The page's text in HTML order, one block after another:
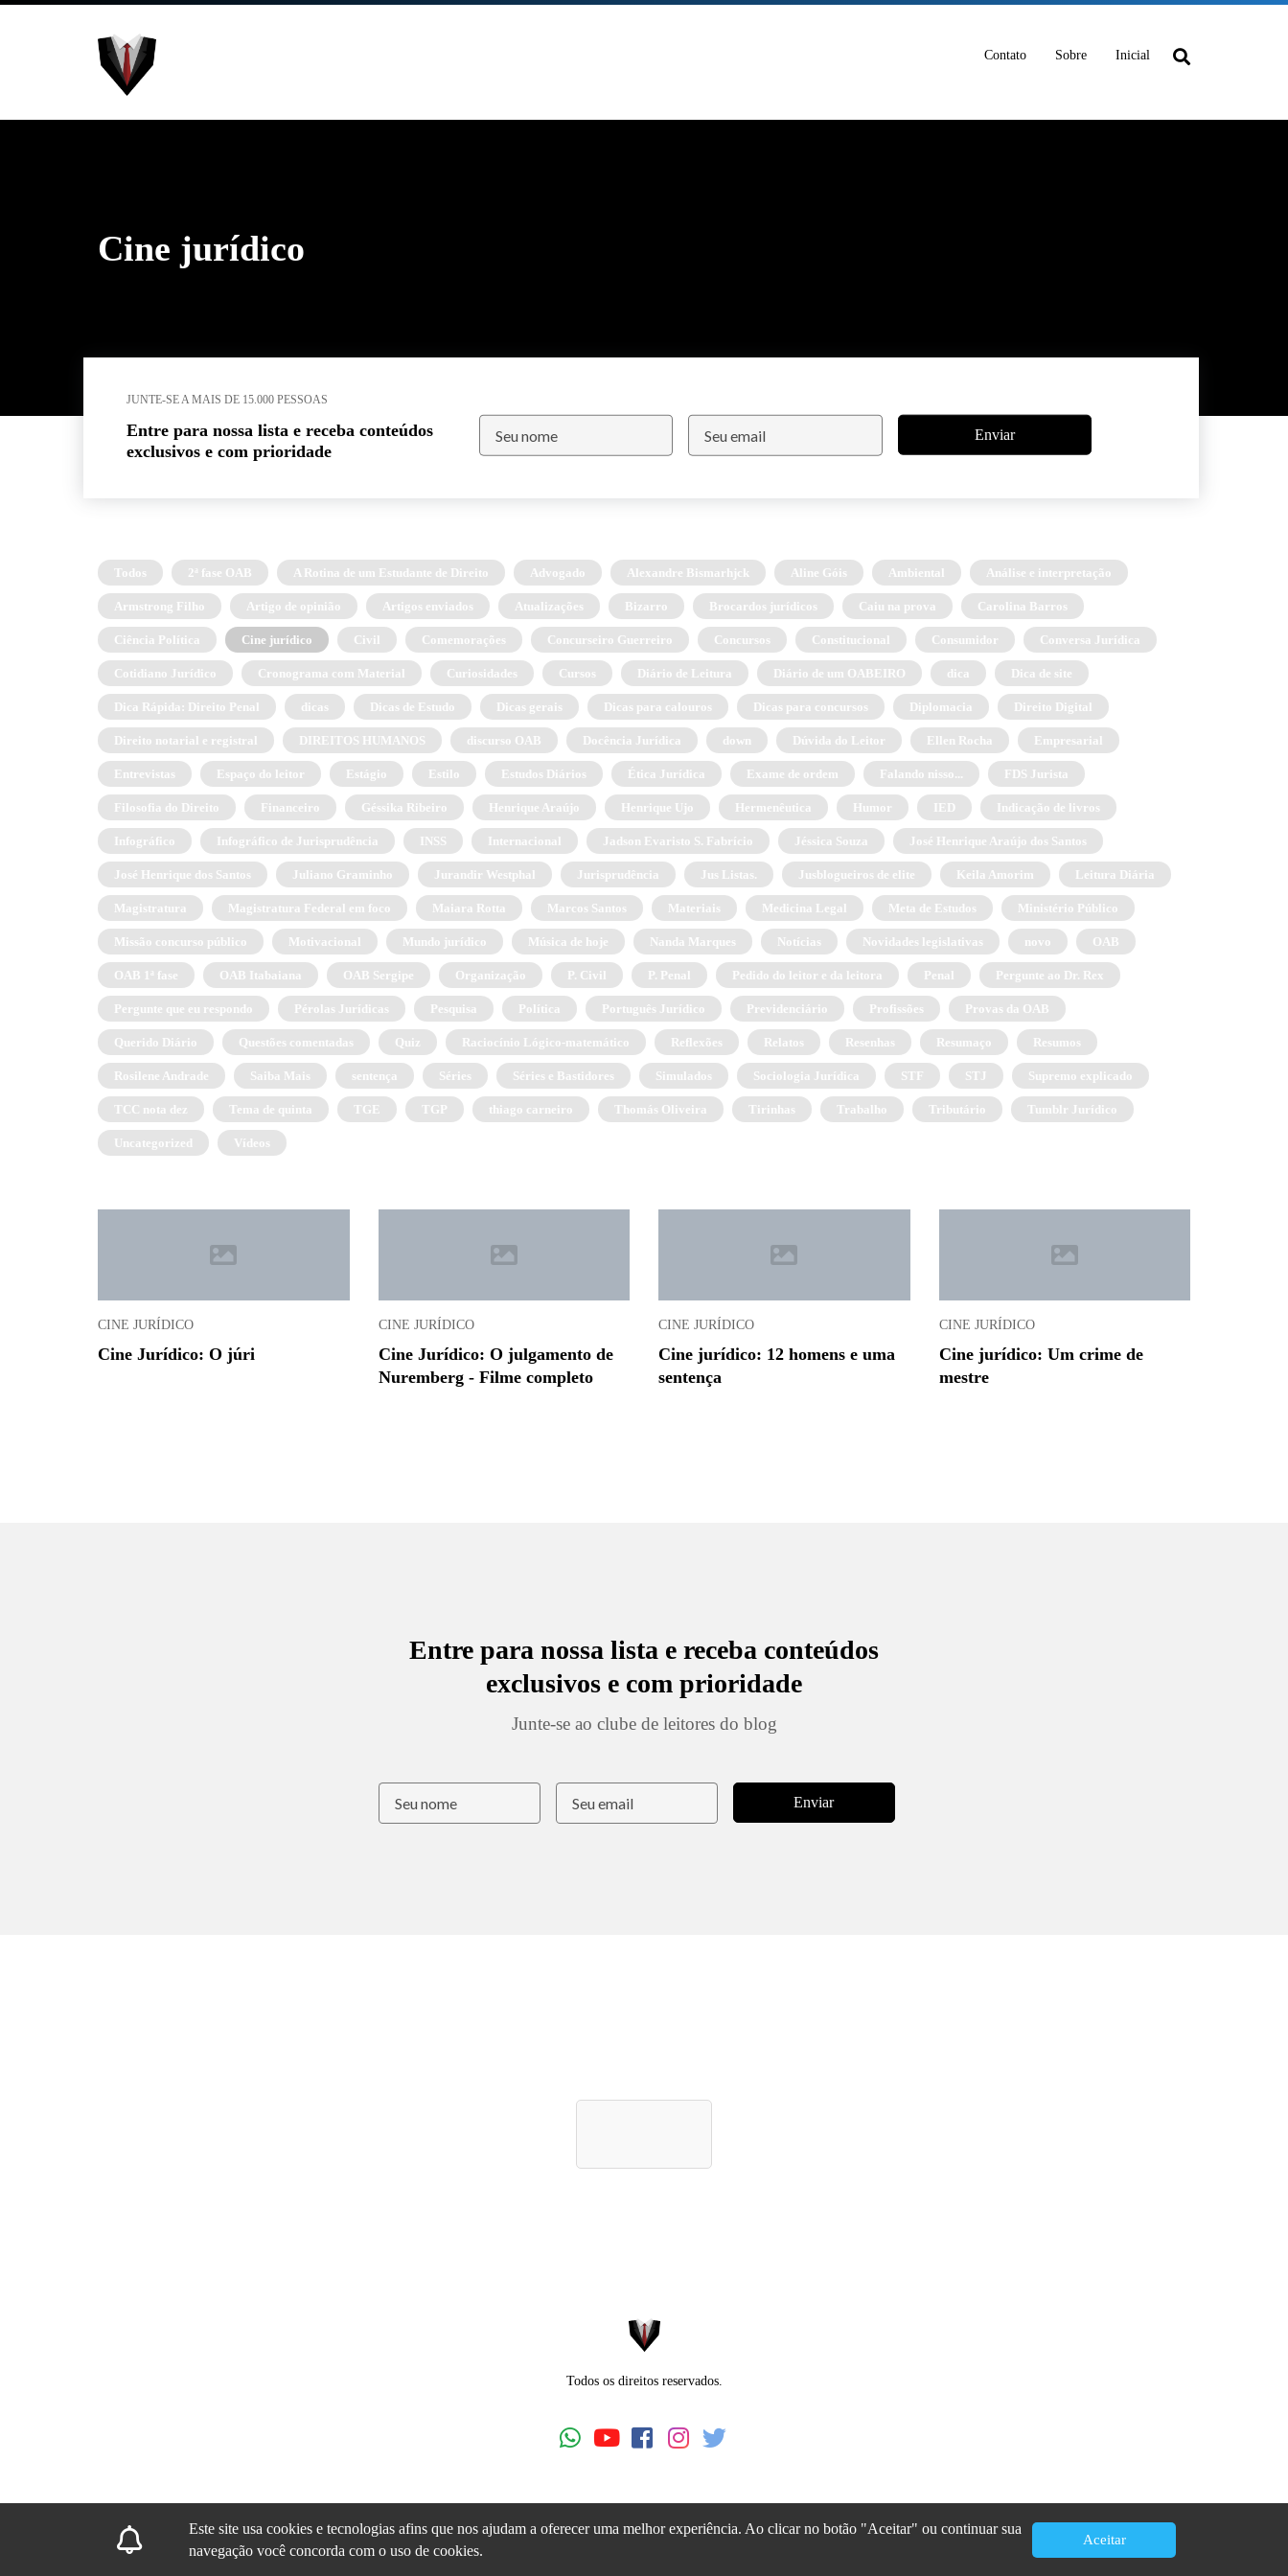
Este site usa cookies e tecnologias afins que nos ajudam a oferecer uma melhor experiência. Ao clicar no botão "Aceitar" ou continuar sua
navegação você concorda com o uso de cookies.
Aceitar
Contato Sobre Inicial
Cine jurídico
JUNTE-SE A MAIS DE 15.000 PESSOAS
Entre para nossa lista e receba conteúdos
exclusivos e com prioridade
Enviar
Todos 2ª fase OAB A Rotina de um Estudante de Direito Advogado Alexandre Bismarhjck Aline Góis Ambiental Análise e interpretação
Armstrong Filho Artigo de opinião Artigos enviados Atualizações Bizarro Brocardos jurídicos Caiu na prova Carolina Barros
Ciência Política Cine jurídico Civil Comemorações Concurseiro Guerreiro Concursos Constitucional Consumidor Conversa Jurídica
Cotidiano Jurídico Cronograma com Material Curiosidades Cursos Diário de Leitura Diário de um OABEIRO dica Dica de site
Dica Rápida: Direito Penal dicas Dicas de Estudo Dicas gerais Dicas para calouros Dicas para concursos Diplomacia Direito Digital
Direito notarial e registral DIREITOS HUMANOS discurso OAB Docência Jurídica down Dúvida do Leitor Ellen Rocha Empresarial
Entrevistas Espaço do leitor Estágio Estilo Estudos Diários Ética Jurídica Exame de ordem Falando nisso... FDS Jurista
Filosofia do Direito Financeiro Géssika Ribeiro Henrique Araújo Henrique Ujo Hermenêutica Humor IED Indicação de livros
Infográfico Infográfico de Jurisprudência INSS Internacional Jadson Evaristo S. Fabrício Jéssica Souza José Henrique Araújo dos Santos
José Henrique dos Santos Juliano Graminho Jurandir Westphal Jurisprudência Jus Listas. Jusblogueiros de elite Keila Amorim Leitura Diária
Magistratura Magistratura Federal em foco Maiara Rotta Marcos Santos Materiais Medicina Legal Meta de Estudos Ministério Público
Missão concurso público Motivacional Mundo jurídico Música de hoje Nanda Marques Notícias Novidades legislativas novo OAB
OAB 1ª fase OAB Itabaiana OAB Sergipe Organização P. Civil P. Penal Pedido do leitor e da leitora Penal Pergunte ao Dr. Rex
Pergunte que eu respondo Pérolas Jurídicas Pesquisa Política Português Jurídico Previdenciário Profissões Provas da OAB
Querido Diário Questões comentadas Quiz Raciocínio Lógico-matemático Reflexões Relatos Resenhas Resumaço Resumos
Rosilene Andrade Saiba Mais sentença Séries Séries e Bastidores Simulados Sociologia Jurídica STF STJ Supremo explicado
TCC nota dez Tema de quinta TGE TGP thiago carneiro Thomás Oliveira Tirinhas Trabalho Tributário Tumblr Jurídico
Uncategorized Vídeos
CINE JURÍDICO
Cine Jurídico: O júri
CINE JURÍDICO
Cine Jurídico: O julgamento de
Nuremberg - Filme completo
CINE JURÍDICO
Cine jurídico: 12 homens e uma
sentença
CINE JURÍDICO
Cine jurídico: Um crime de
mestre
Entre para nossa lista e receba conteúdos
exclusivos e com prioridade
Junte-se ao clube de leitores do blog
Enviar
Todos os direitos reservados.